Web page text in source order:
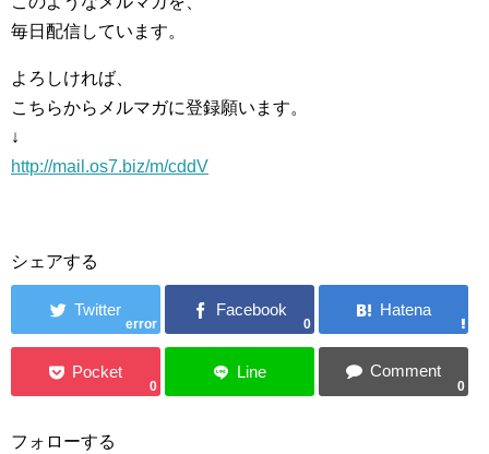
毎日配信しています。
よろしければ、
こちらからメルマガに登録願います。
↓
http://mail.os7.biz/m/cddV
シェアする
error 0
0 0
フォローする